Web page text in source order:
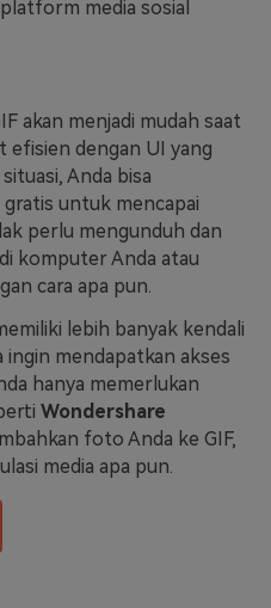
media sosial
akan menjadi mudah saat
efisien dengan UI yang
Anda bisa
untuk mencapai
perlu mengunduh dan
komputer Anda atau
cara apa pun.
lebih banyak kendali
mendapatkan akses
hanya memerlukan
Wondershare
foto Anda ke GIF,
media apa pun.